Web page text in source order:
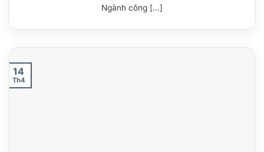
Ngành công [...]
14
Th4